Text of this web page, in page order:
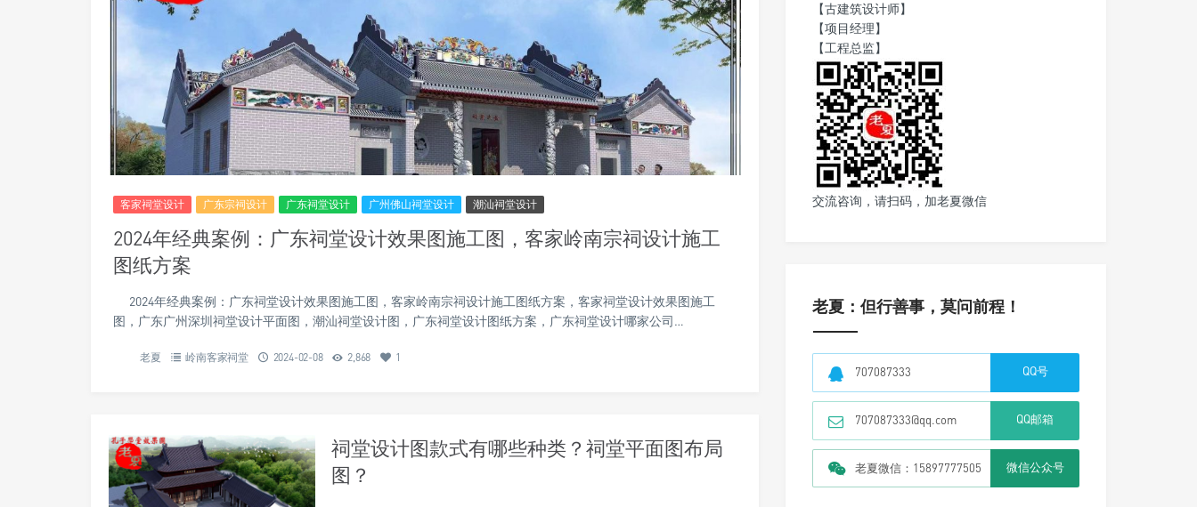
客家祠堂设计 广东宗祠设计 广东祠堂设计 广州佛山祠堂设计 潮汕祠堂设计
2024年经典案例：广东祠堂设计效果图施工图，客家岭南宗祠设计施工
图纸方案
2024年经典案例：广东祠堂设计效果图施工图，客家岭南宗祠设计施工图纸方案，客家祠堂设计效果图施工
图，广东广州深圳祠堂设计平面图，潮汕祠堂设计图，广东祠堂设计图纸方案，广东祠堂设计哪家公司…
老夏 岭南客家祠堂 2024-02-08 2,868 1
祠堂设计图款式有哪些种类？祠堂平面图布局
图？
【古建筑设计师】
【项目经理】
【工程总监】
交流咨询，请扫码，加老夏微信
老夏：但行善事，莫问前程！
707087333 QQ号
707087333@qq.com QQ邮箱
老夏微信：15897777505 微信公众号